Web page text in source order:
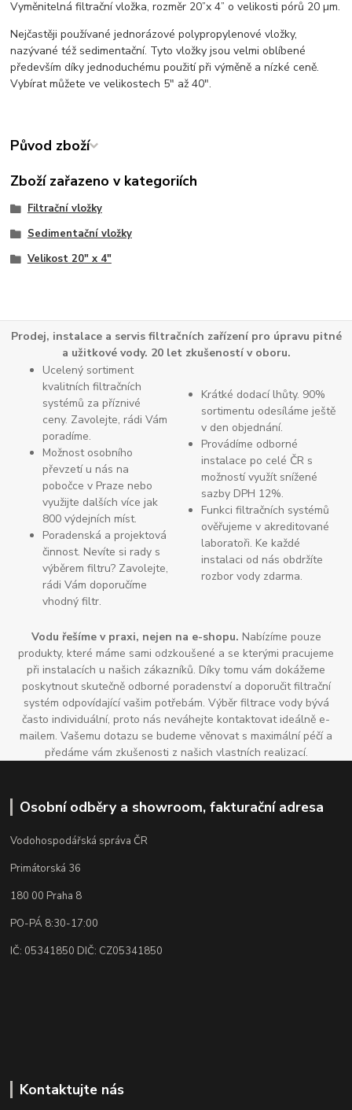
Vyměnitelná filtrační vložka, rozměr 20”x 4” o velikosti pórů 20 µm.
Nejčastěji používané jednorázové polypropylenové vložky,
nazývané též sedimentační. Tyto vložky jsou velmi oblíbené
především díky jednoduchému použití při výměně a nízké ceně.
Vybírat můžete ve velikostech 5" až 40".
Původ zboží
Zboží zařazeno v kategoriích
Filtrační vložky
Sedimentační vložky
Velikost 20" x 4"
Prodej, instalace a servis filtračních zařízení pro úpravu pitné
a užitkové vody. 20 let zkušeností v oboru.
Ucelený sortiment
kvalitních filtračních
systémů za příznivé
ceny. Zavolejte, rádi Vám
poradíme.
Možnost osobního
převzetí u nás na
pobočce v Praze nebo
využijte dalších více jak
800 výdejních míst.
Poradenská a projektová
činnost. Nevíte si rady s
výběrem filtru? Zavolejte,
rádi Vám doporučíme
vhodný filtr.
Krátké dodací lhůty. 90%
sortimentu odesíláme ještě
v den objednání.
Provádíme odborné
instalace po celé ČR s
možností využít snížené
sazby DPH 12%.
Funkci filtračních systémů
ověřujeme v akreditované
laboratoři. Ke každé
instalaci od nás obdržíte
rozbor vody zdarma.
Vodu řešíme v praxi, nejen na e-shopu. Nabízíme pouze
produkty, které máme sami odzkoušené a se kterými pracujeme
při instalacích u našich zákazníků. Díky tomu vám dokážeme
poskytnout skutečně odborné poradenství a doporučit filtrační
systém odpovídající vašim potřebám. Výběr filtrace vody bývá
často individuální, proto nás neváhejte kontaktovat ideálně e-
mailem. Vašemu dotazu se budeme věnovat s maximální péčí a
předáme vám zkušenosti z našich vlastních realizací.
Osobní odběry a showroom, fakturační adresa
Vodohospodářská správa ČR
Primátorská 36
180 00 Praha 8
PO-PÁ 8:30-17:00
IČ: 05341850 DIČ: CZ05341850
Kontaktujte nás